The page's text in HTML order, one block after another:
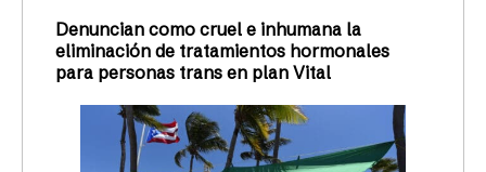
Denuncian como cruel e inhumana la
eliminación de tratamientos hormonales
para personas trans en plan Vital